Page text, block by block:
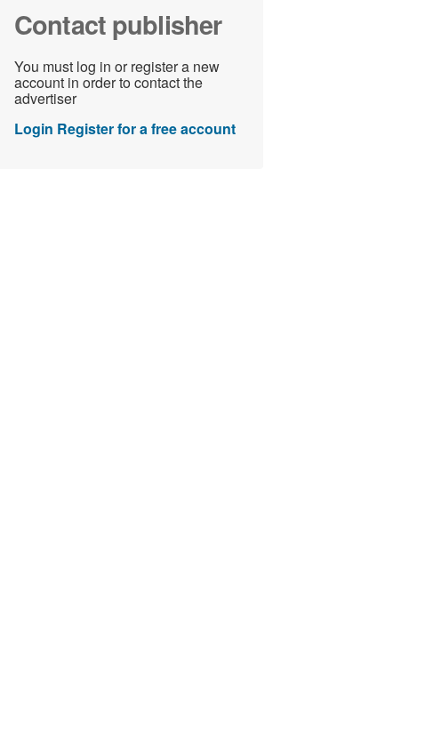
Contact publisher
You must log in or register a new
account in order to contact the
advertiser
Login Register for a free account